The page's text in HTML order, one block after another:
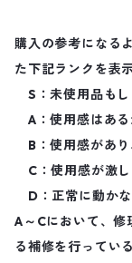
購入の参考になる
た下記ランクを表
S：未使用品も
A：使用感はあ
B：使用感があ
C：使用感が激
D：正常に動か
A～Cにおいて、修
る補修を行ってい